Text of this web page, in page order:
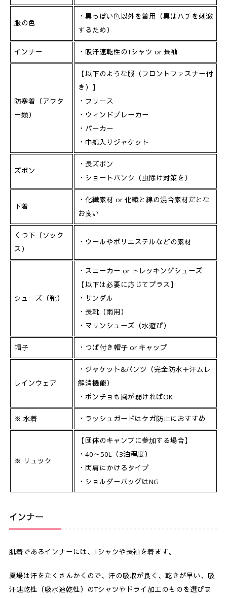
服の色
・黒っぽい色以外を着用（黒はハチを刺激
するため）
インナー ・吸汗速乾性のTシャツ or 長袖
防寒着（アウタ
ー類）
【以下のような服（フロントファスナー付
き）】
・フリース
・ウィンドブレーカー
・パーカー
・中綿入りジャケット
ズボン
・長ズボン
・ショートパンツ（虫除け対策を）
下着
・化繊素材 or 化繊と綿の混合素材だとな
お良い
くつ下（ソック
ス）
・ウールやポリエステルなどの素材
シューズ（靴）
・スニーカー or トレッキングシューズ
【以下は必要に応じてプラス】
・サンダル
・長靴（雨用）
・マリンシューズ（水遊び）
帽子 ・つば付き帽子 or キャップ
レインウェア
・ジャケット&パンツ（完全防水＋汗ムレ
解消機能）
・ポンチョも風が弱ければOK
※ 水着 ・ラッシュガードはケガ防止におすすめ
※ リュック
【団体のキャンプに参加する場合】
・40～50L（3泊程度）
・両肩にかけるタイプ
・ショルダーバッグはNG
インナー
肌着であるインナーには、Tシャツや長袖を着ます。
夏場は汗をたくさんかくので、汗の吸収が良く、乾きが早い、吸
汗速乾性（吸水速乾性）のTシャツやドライ加工のものを選びま